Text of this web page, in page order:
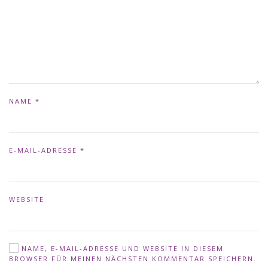
NAME *
E-MAIL-ADRESSE *
WEBSITE
NAME, E-MAIL-ADRESSE UND WEBSITE IN DIESEM
BROWSER FÜR MEINEN NÄCHSTEN KOMMENTAR SPEICHERN.